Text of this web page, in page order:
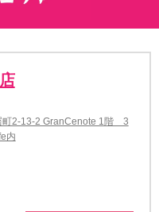
町2-13-2 GranCenote 1階 3
内